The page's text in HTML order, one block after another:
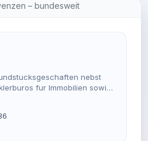
– bundesweit
nebst
fur Immobilien sowie
haftende